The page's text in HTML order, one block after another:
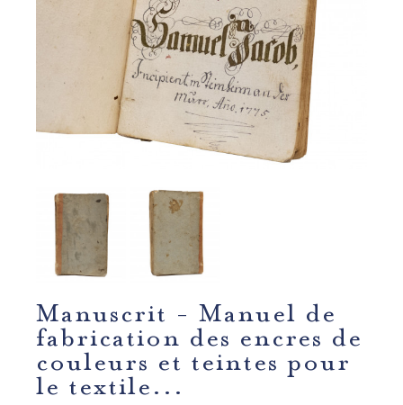
Manuscrit - Manuel de
fabrication des encres de
couleurs et teintes pour
le textile...